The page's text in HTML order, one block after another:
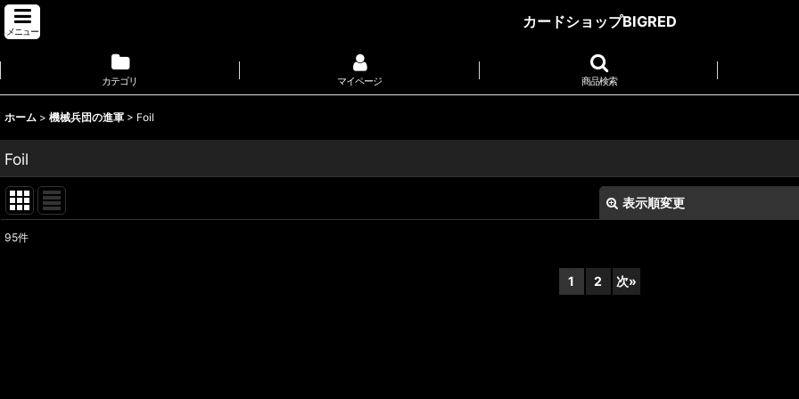
メニュー
カードショップBIGRED
カテゴリ マイページ 商品検索
ホーム > 機械兵団の進軍 > Foil
Foil
表示順変更
95件
1 2 次»